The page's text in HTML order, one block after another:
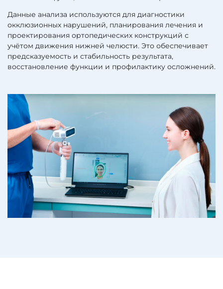
Данные анализа используются для диагностики
окклюзионных нарушений, планирования лечения и
проектирования ортопедических конструкций с
учётом движения нижней челюсти. Это обеспечивает
предсказуемость и стабильность результата,
восстановление функции и профилактику осложнений.